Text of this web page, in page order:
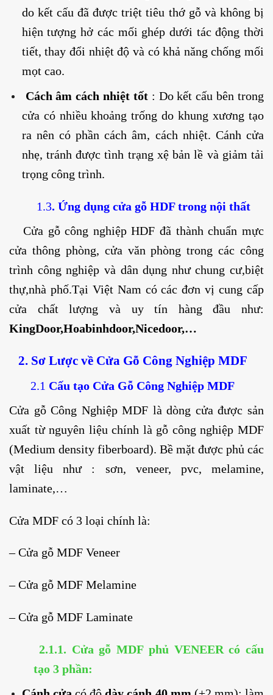
do kết cấu đã được triệt tiêu thớ gỗ và không bị
hiện tượng hở các mối ghép dưới tác động thời
tiết, thay đổi nhiệt độ và có khả năng chống mối
mọt cao.
Cách âm cách nhiệt tốt: Do kết cấu bên trong
cửa có nhiều khoảng trống do khung xương tạo
ra nên có phần cách âm, cách nhiệt. Cánh cửa
nhẹ, tránh được tình trạng xệ bản lề và giảm tải
trọng công trình.
1.3. Ứng dụng cửa gỗ HDF trong nội thất
Cửa gỗ công nghiệp HDF đã thành chuẩn mực
cửa thông phòng, cửa văn phòng trong các công
trình công nghiệp và dân dụng như chung cư,biệt
thự,nhà phố.Tại Việt Nam có các đơn vị cung cấp
cửa chất lượng và uy tín hàng đầu như:
KingDoor,Hoabinhdoor,Nicedoor,…
2. Sơ Lược về Cửa Gỗ Công Nghiệp MDF
2.1 Cấu tạo Cửa Gỗ Công Nghiệp MDF
Cửa gỗ Công Nghiệp MDF là dòng cửa được sản
xuất từ nguyên liệu chính là gỗ công nghiệp MDF
(Medium density fiberboard). Bề mặt được phủ các
vật liệu như : sơn, veneer, pvc, melamine,
laminate,…
Cửa MDF có 3 loại chính là:
– Cửa gỗ MDF Veneer
– Cửa gỗ MDF Melamine
– Cửa gỗ MDF Laminate
2.1.1. Cửa gỗ MDF phủ VENEER có cấu
tạo 3 phần: